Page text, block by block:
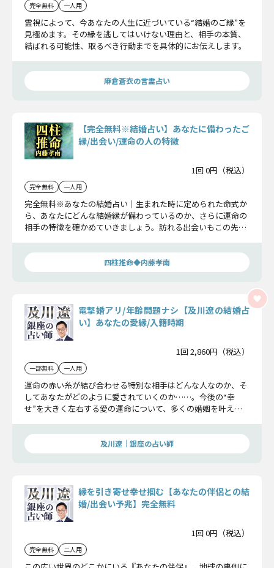
完全無料 一人用
霊視によって、今あなたの人生に近づいている“結婚のご縁”を
見極めます。その縁を逃してはいけない理由と、相手の本質、
結ばれる可能性、取るべき行動までを具体的にお伝えします。
麻倉蒼衣の言霊占い
【完全無料※結婚占い】あなたに備わったご
縁/出会い/運命の人の特徴
1回 0円（税込）
完全無料 一人用
完全無料※あなたの結婚占い｜生まれた時に定められた命式か
ら、あなたにどんな結婚縁が備わっているのか、さらに運命の
相手の特徴を確かめていきましょう。訪れる出会いもこの先の
四柱推命◆内藤孝南
電撃婚アリ/年齢問題ナシ【及川遼の結婚占
い】あなたの愛縁/入籍時期
1回 2,860円（税込）
一部無料 一人用
運命の赤い糸が結び合わせる特別な相手はどんな人なのか、そ
してあなたがどのように愛されていくのか……。今後の“幸
せ”を大きく左右する愛の運命について、多くの婚姻を叶えて
及川遼｜銀座の占い師
縁を引き寄せ幸せ掴む【あなたの伴侶との結
婚/出会い予兆】完全無料
1回 0円（税込）
完全無料 二人用